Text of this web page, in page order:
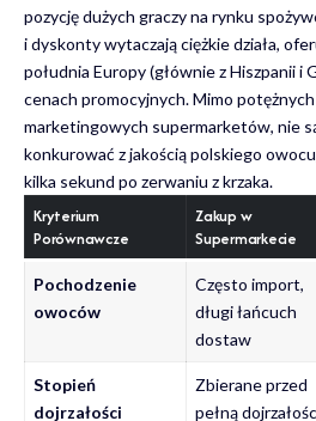
pozycję dużych graczy na rynku
idyskonty wytaczają ciężkie działa,
południa Europy (głównie z Hiszpanii i
cenach promocyjnych. Mimo
marketingowych supermarketów, nie
konkurować z jakością polskiego
kilka sekund po zerwaniu z krzaka.
Kryterium
Porównawcze
Zakup w
Supermarkecie
Pochodzenie
owoców
Często import,
długi łańcuch
dostaw
Stopień
dojrzałości
Zbierane przed
pełną